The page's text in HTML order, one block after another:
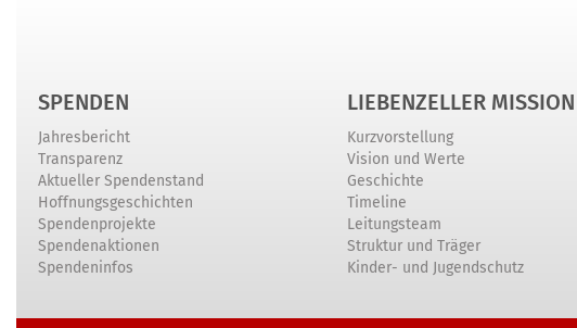
SPENDEN
Jahresbericht
Transparenz
Aktueller Spendenstand
Hoffnungsgeschichten
Spendenprojekte
Spendenaktionen
Spendeninfos
LIEBENZELLER MISSION
Kurzvorstellung
Vision und Werte
Geschichte
Timeline
Leitungsteam
Struktur und Träger
Kinder- und Jugendschutz